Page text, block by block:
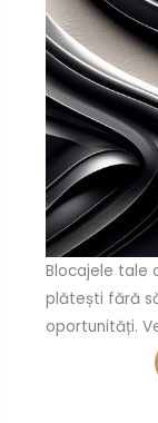
Blocajele tale
plătești fără
oportunități.